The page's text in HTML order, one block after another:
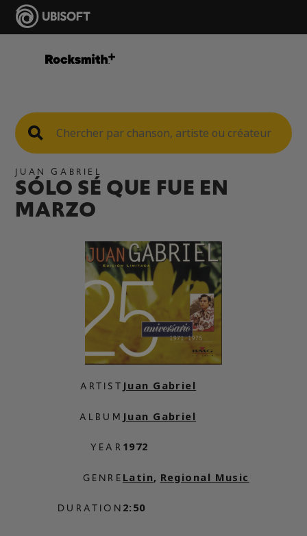
JUAN GABRIEL
SÓLO SÉ QUE FUE EN
MARZO
ARTIST
ALBUM
YEAR
GENRE
DURATION
Juan Gabriel
Juan Gabriel
1972
Latin, Regional Music
2:50